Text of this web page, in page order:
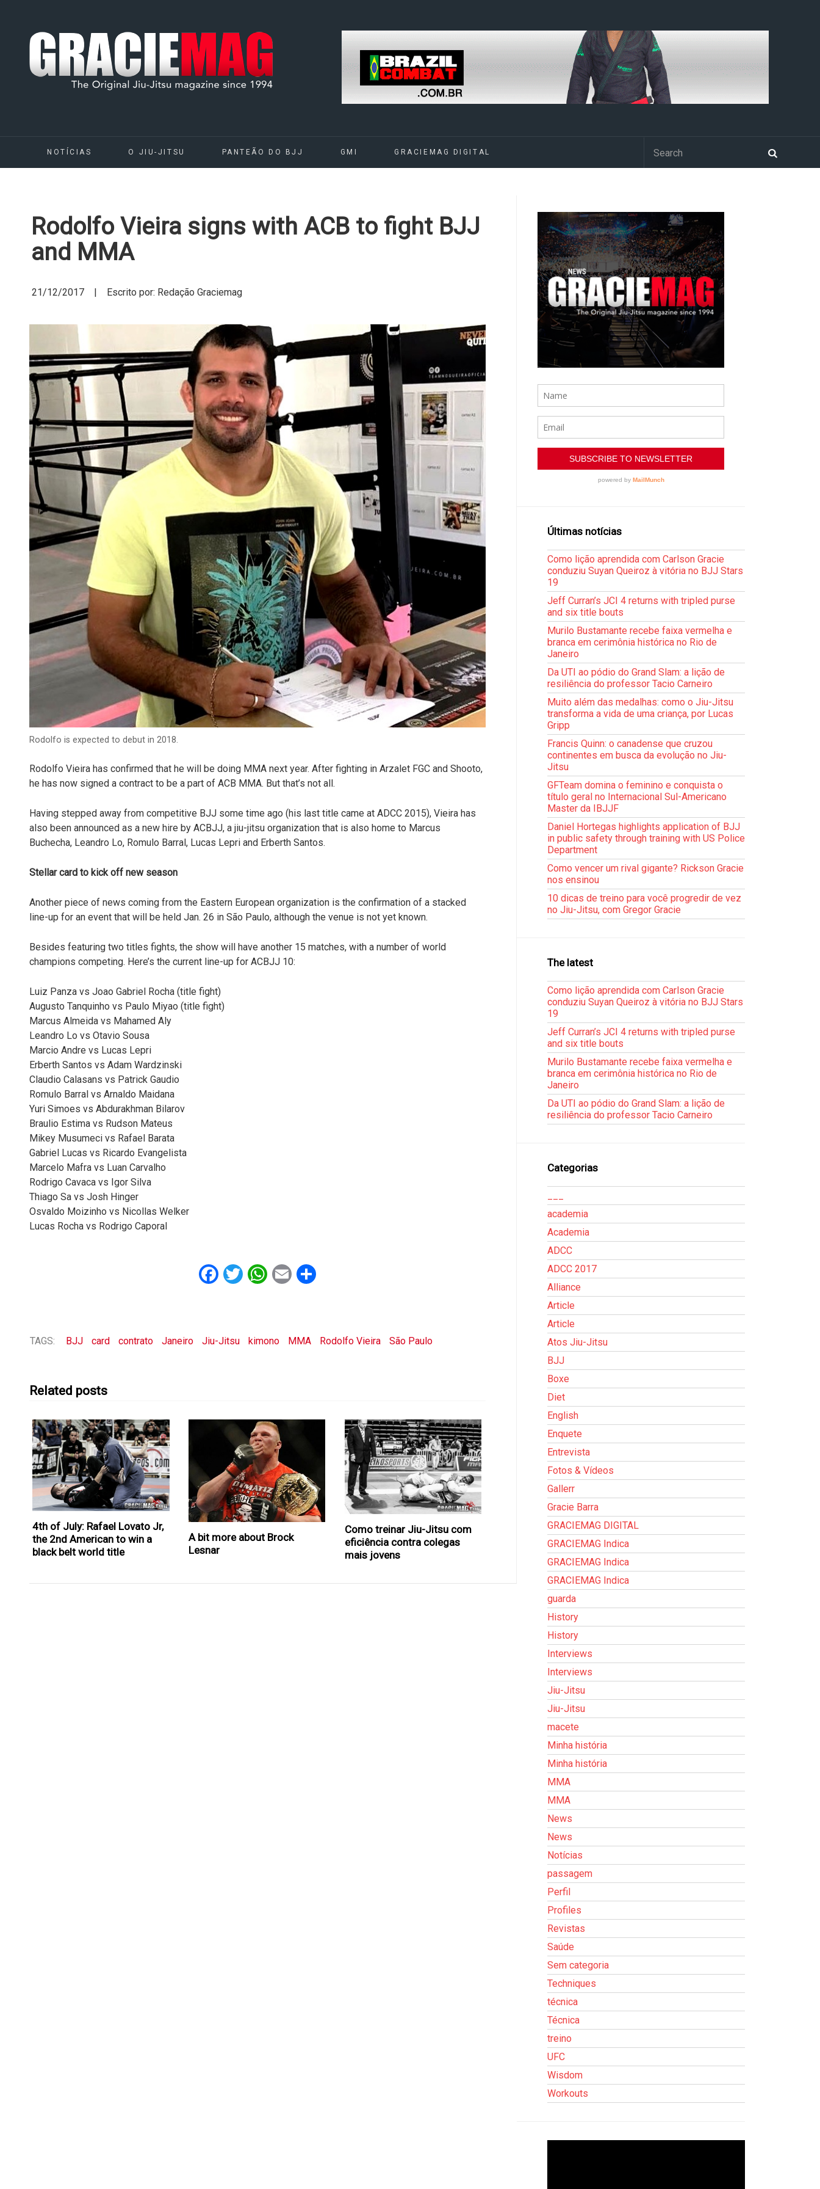
NOTÍCIAS O JIU-JITSU PANTEÃO DO BJJ GMI GRACIEMAG DIGITAL
Rodolfo Vieira signs with ACB to fight BJJ
and MMA
21/12/2017 | Escrito por: Redação Graciemag
Rodolfo is expected to debut in 2018.
Rodolfo Vieira has confirmed that he will be doing MMA next year. After fighting in Arzalet FGC and Shooto,
he has now signed a contract to be a part of ACB MMA. But that’s not all.
Having stepped away from competitive BJJ some time ago (his last title came at ADCC 2015), Vieira has
also been announced as a new hire by ACBJJ, a jiu-jitsu organization that is also home to Marcus
Buchecha, Leandro Lo, Romulo Barral, Lucas Lepri and Erberth Santos.
Stellar card to kick off new season
Another piece of news coming from the Eastern European organization is the confirmation of a stacked
line-up for an event that will be held Jan. 26 in São Paulo, although the venue is not yet known.
Besides featuring two titles fights, the show will have another 15 matches, with a number of world
champions competing. Here’s the current line-up for ACBJJ 10:
Luiz Panza vs Joao Gabriel Rocha (title fight)
Augusto Tanquinho vs Paulo Miyao (title fight)
Marcus Almeida vs Mahamed Aly
Leandro Lo vs Otavio Sousa
Marcio Andre vs Lucas Lepri
Erberth Santos vs Adam Wardzinski
Claudio Calasans vs Patrick Gaudio
Romulo Barral vs Arnaldo Maidana
Yuri Simoes vs Abdurakhman Bilarov
Braulio Estima vs Rudson Mateus
Mikey Musumeci vs Rafael Barata
Gabriel Lucas vs Ricardo Evangelista
Marcelo Mafra vs Luan Carvalho
Rodrigo Cavaca vs Igor Silva
Thiago Sa vs Josh Hinger
Osvaldo Moizinho vs Nicollas Welker
Lucas Rocha vs Rodrigo Caporal
Facebook
Twitter
WhatsApp
EmailShare
TAGS: BJJ card contrato Janeiro Jiu-Jitsu kimono MMA Rodolfo Vieira São Paulo
Related posts
4th of July: Rafael Lovato Jr,
the 2nd American to win a
black belt world title
A bit more about Brock
Lesnar
Como treinar Jiu-Jitsu com
eficiência contra colegas
mais jovens
Últimas notícias
Como lição aprendida com Carlson Gracie
conduziu Suyan Queiroz à vitória no BJJ Stars
19
Jeff Curran’s JCI 4 returns with tripled purse
and six title bouts
Murilo Bustamante recebe faixa vermelha e
branca em cerimônia histórica no Rio de
Janeiro
Da UTI ao pódio do Grand Slam: a lição de
resiliência do professor Tacio Carneiro
Muito além das medalhas: como o Jiu-Jitsu
transforma a vida de uma criança, por Lucas
Gripp
Francis Quinn: o canadense que cruzou
continentes em busca da evolução no Jiu-
Jitsu
GFTeam domina o feminino e conquista o
título geral no Internacional Sul-Americano
Master da IBJJF
Daniel Hortegas highlights application of BJJ
in public safety through training with US Police
Department
Como vencer um rival gigante? Rickson Gracie
nos ensinou
10 dicas de treino para você progredir de vez
no Jiu-Jitsu, com Gregor Gracie
The latest
Como lição aprendida com Carlson Gracie
conduziu Suyan Queiroz à vitória no BJJ Stars
19
Jeff Curran’s JCI 4 returns with tripled purse
and six title bouts
Murilo Bustamante recebe faixa vermelha e
branca em cerimônia histórica no Rio de
Janeiro
Da UTI ao pódio do Grand Slam: a lição de
resiliência do professor Tacio Carneiro
Categorias
academia
Academia
ADCC
ADCC 2017
Alliance
Article
Article
Atos Jiu-Jitsu
BJJ
Boxe
Diet
English
Enquete
Entrevista
Fotos & Vídeos
Gallerr
Gracie Barra
GRACIEMAG DIGITAL
GRACIEMAG Indica
GRACIEMAG Indica
GRACIEMAG Indica
guarda
History
History
Interviews
Interviews
Jiu-Jitsu
Jiu-Jitsu
macete
Minha história
Minha história
MMA
MMA
News
News
Notícias
passagem
Perfil
Profiles
Revistas
Saúde
Sem categoria
Techniques
técnica
Técnica
treino
UFC
Wisdom
Workouts